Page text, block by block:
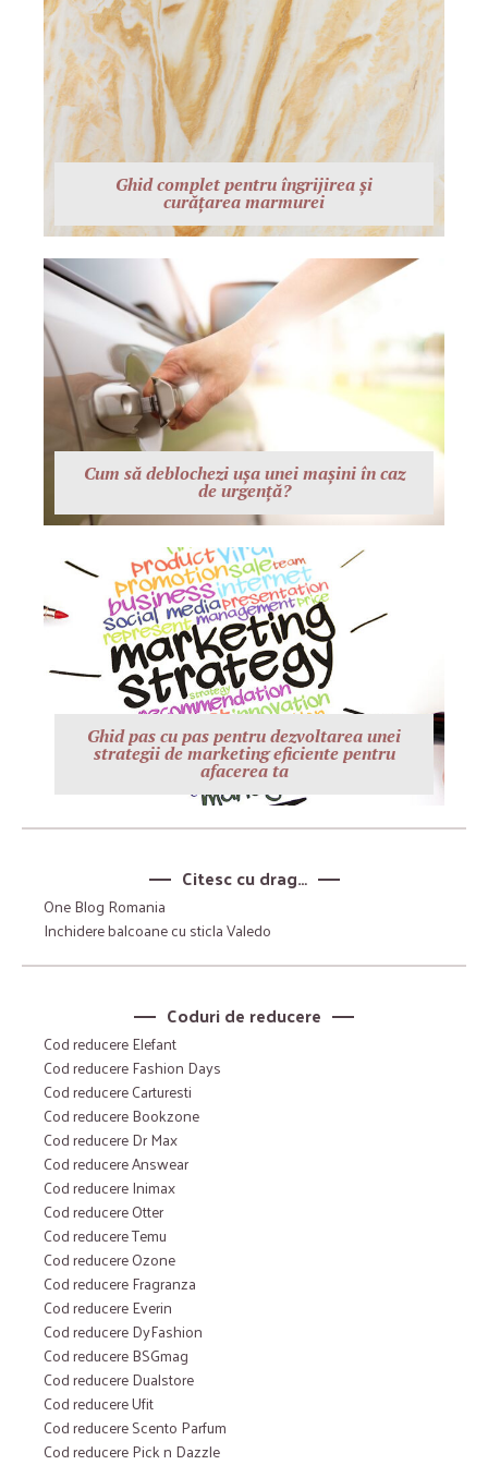
Ghid complet pentru îngrijirea și
curățarea marmurei
Cum să deblochezi ușa unei mașini în caz
de urgență?
Ghid pas cu pas pentru dezvoltarea unei
strategii de marketing eficiente pentru
afacerea ta
Citesc cu drag…
One Blog Romania
Inchidere balcoane cu sticla Valedo
Coduri de reducere
Cod reducere Elefant
Cod reducere Fashion Days
Cod reducere Carturesti
Cod reducere Bookzone
Cod reducere Dr Max
Cod reducere Answear
Cod reducere Inimax
Cod reducere Otter
Cod reducere Temu
Cod reducere Ozone
Cod reducere Fragranza
Cod reducere Everin
Cod reducere DyFashion
Cod reducere BSGmag
Cod reducere Dualstore
Cod reducere Ufit
Cod reducere Scento Parfum
Cod reducere Pick n Dazzle